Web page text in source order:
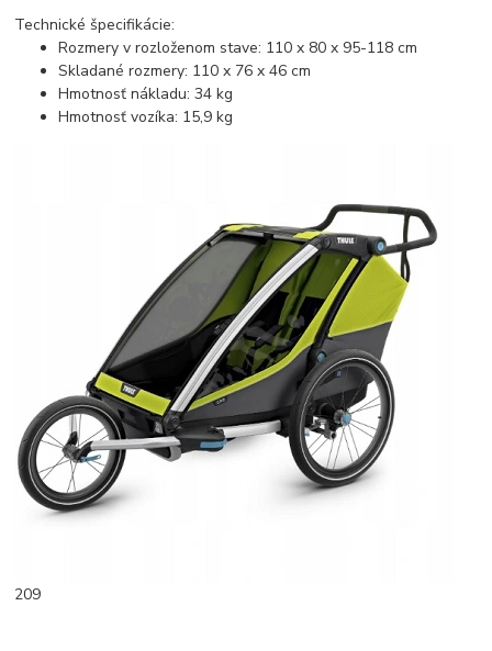
Technické špecifikácie:
Rozmery v rozloženom stave: 110 x 80 x 95-118 cm
Skladané rozmery: 110 x 76 x 46 cm
Hmotnosť nákladu: 34 kg
Hmotnosť vozíka: 15,9 kg
209